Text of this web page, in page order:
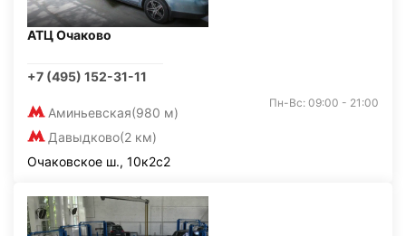
АТЦ Очаково
+7 (495) 152-31-11
Аминьевская(980 м)
Давыдково(2 км)
Пн-Вс: 09:00 - 21:00
Очаковское ш., 10к2с2